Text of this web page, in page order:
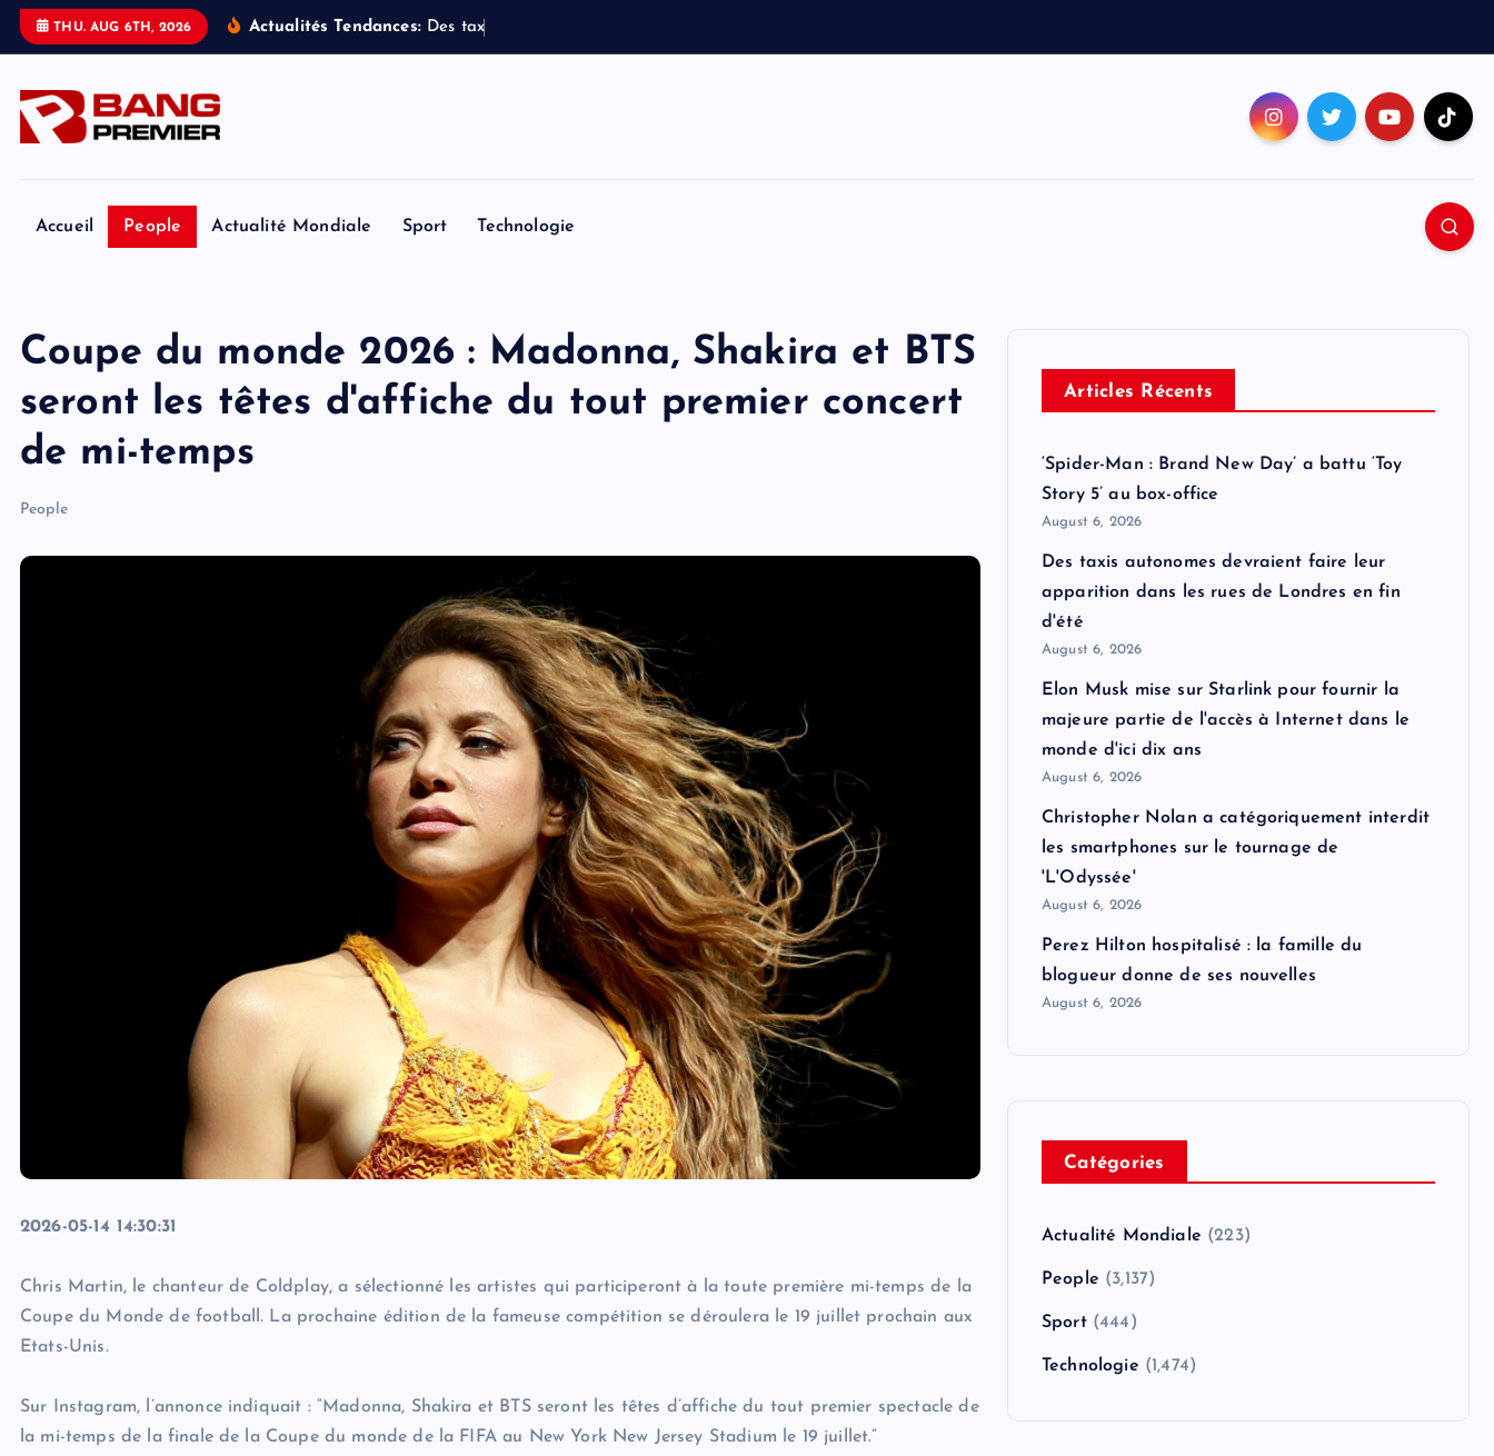
THU. AUG 6TH, 2026 Actualités Tendances: Des tax
Accueil People Actualité Mondiale Sport Technologie
Coupe du monde 2026 : Madonna, Shakira et BTS
seront les têtes d'affiche du tout premier concert
de mi-temps
People
2026-05-14 14:30:31
Chris Martin, le chanteur de Coldplay, a sélectionné les artistes qui participeront à la toute première mi-temps de la
Coupe du Monde de football. La prochaine édition de la fameuse compétition se déroulera le 19 juillet prochain aux
Etats-Unis.
Sur Instagram, l’annonce indiquait : “Madonna, Shakira et BTS seront les têtes d’affiche du tout premier spectacle de
la mi-temps de la finale de la Coupe du monde de la FIFA au New York New Jersey Stadium le 19 juillet.”
Articles Récents
‘Spider-Man : Brand New Day’ a battu ‘Toy
Story 5’ au box-office
August 6, 2026
Des taxis autonomes devraient faire leur
apparition dans les rues de Londres en fin
d'été
August 6, 2026
Elon Musk mise sur Starlink pour fournir la
majeure partie de l'accès à Internet dans le
monde d'ici dix ans
August 6, 2026
Christopher Nolan a catégoriquement interdit
les smartphones sur le tournage de
'L'Odyssée'
August 6, 2026
Perez Hilton hospitalisé : la famille du
blogueur donne de ses nouvelles
August 6, 2026
Catégories
Actualité Mondiale (223)
People (3,137)
Sport(444)
Technologie (1,474)